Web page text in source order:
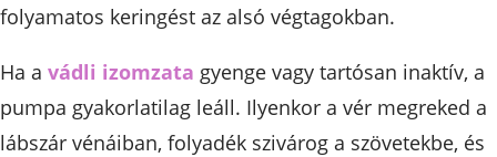
folyamatos keringést az alsó végtagokban.
Ha a vádli izomzata gyenge vagy tartósan inaktív, a
pumpa gyakorlatilag leáll. Ilyenkor a vér megreked a
lábszár vénáiban, folyadék szivárog a szövetekbe, és